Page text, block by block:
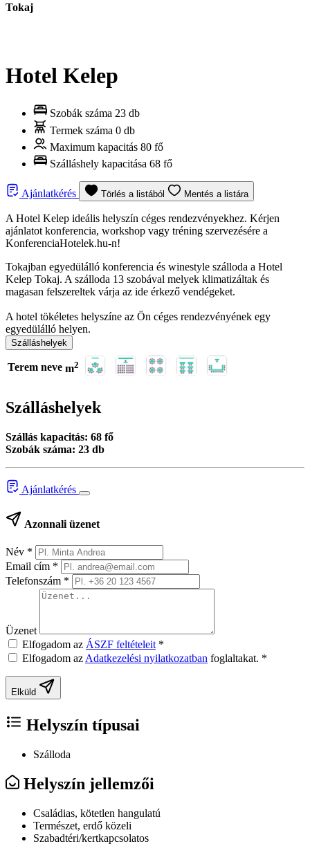
Tokaj
Hotel Kelep
Szobák száma 23 db
Termek száma 0 db
Maximum kapacitás 80 fő
Szálláshely kapacitása 68 fő
Ajánlatkérés Törlés a listából Mentés a listára
A Hotel Kelep ideális helyszín céges rendezvényekhez. Kérjen
ajánlatot konferencia, workshop vagy tréning szervezésére a
KonferenciaHotelek.hu-n!
Tokajban egyedülálló konferencia és winestyle szálloda a Hotel
Kelep Tokaj. A szálloda 13 szobával melyek klimatizáltak és
magasan felszereltek várja az ide érkező vendégeket.
A hotel tökéletes helyszíne az Ön céges rendezvényének egy
egyedülálló helyen.
Szálláshelyek
Terem neve m2
Szálláshelyek
Szállás kapacitás: 68 fő
Szobák száma: 23 db
Ajánlatkérés
Azonnali üzenet
Név *
Email cím *
Telefonszám *
Üzenet
Elfogadom az ÁSZF feltételeit *
Elfogadom az Adatkezelési nyilatkozatban foglaltakat. *
Elküld
Helyszín típusai
Szálloda
Helyszín jellemzői
Családias, kötetlen hangulatú
Természet, erdő közeli
Szabadtéri/kertkapcsolatos